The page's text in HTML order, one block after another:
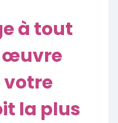
à tout
œuvre
votre
la plus